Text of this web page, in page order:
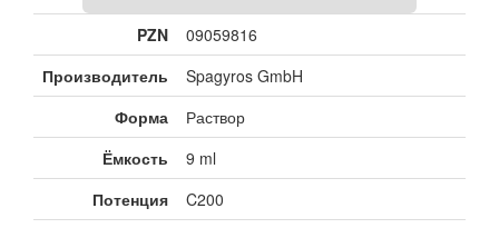
PZN
09059816
Производитель
Spagyros GmbH
Форма
Раствор
Ёмкость
9 ml
Потенция
C200